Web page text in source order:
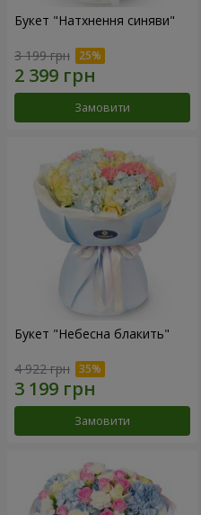
Букет "Натхнення синяви"
3 199 грн
Замовити
Букет "Небесна блакить"
4 922 грн
Замовити